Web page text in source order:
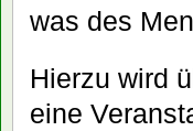
was des
Hierzu wird
eine